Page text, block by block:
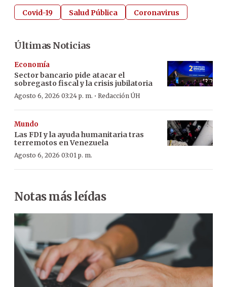
Covid-19 Salud Pública Coronavirus
Últimas Noticias
Economía
Sector bancario pide atacar el
sobregasto fiscal y la crisis jubilatoria
Agosto 6, 2026 03:24 p. m. · Redacción ÚH
Mundo
Las FDI y la ayuda humanitaria tras
terremotos en Venezuela
Agosto 6, 2026 03:01 p. m.
Notas más leídas